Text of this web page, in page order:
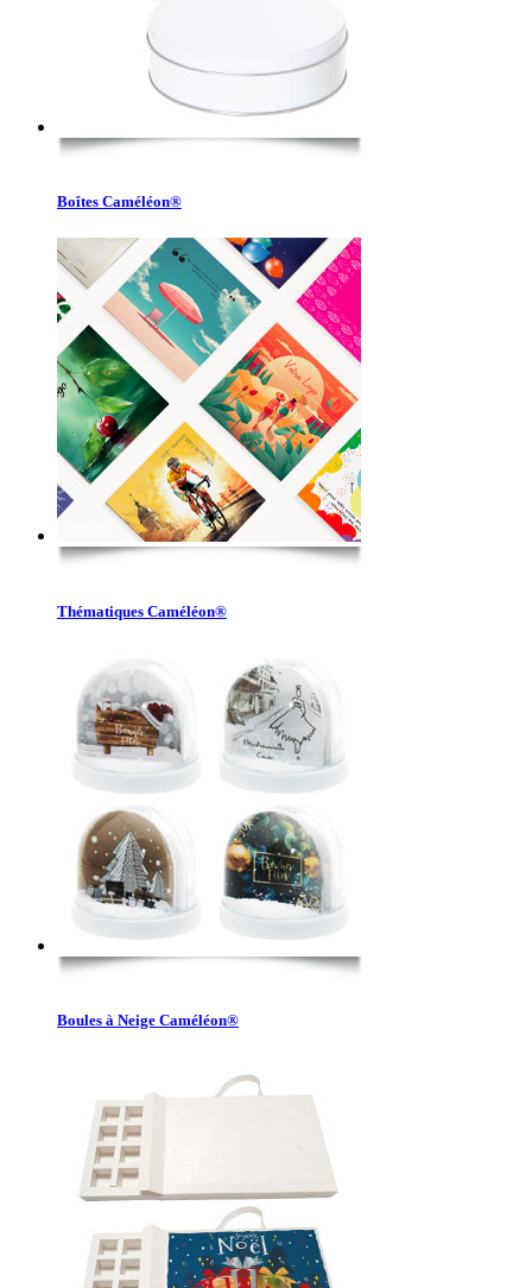
Boîtes Caméléon®
Thématiques Caméléon®
Boules à Neige Caméléon®